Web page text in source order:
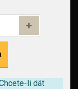
li dát